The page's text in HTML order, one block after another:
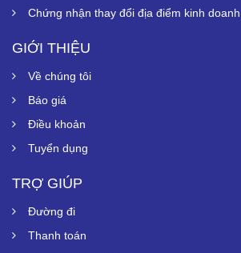
Chứng nhận thay đổi địa điểm kinh doanh
GIỚI THIỆU
Về chúng tôi
Báo giá
Điều khoản
Tuyển dụng
TRỢ GIÚP
Đường đi
Thanh toán